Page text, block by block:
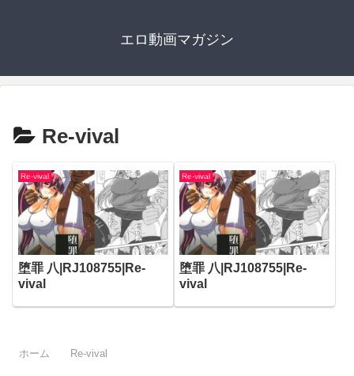
エロ動画マガジン
Re-vival
Re-vival
堕罪 八|RJ108755|Re-
vival
Re-vival
堕罪 八|RJ108755|Re-
vival
ホーム Re-vival